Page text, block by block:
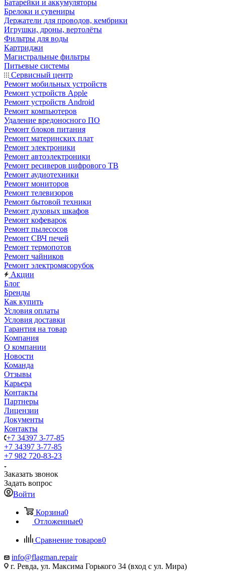
Батарейки и аккумуляторы
Брелоки и сувениры
Держатели для проводов, кембрики
Игрушки, дроны, вертолёты
Фильтры для воды
Картриджи
Магистральные фильтры
Питьевые системы
Сервисный центр
Ремонт мобильных устройств
Ремонт устройств Apple
Ремонт устройств Android
Ремонт компьютеров
Удаление вредоносного ПО
Ремонт блоков питания
Ремонт материнских плат
Ремонт электроники
Ремонт автоэлектроники
Ремонт ресиверов цифрового ТВ
Ремонт аудиотехники
Ремонт мониторов
Ремонт телевизоров
Ремонт бытовой техники
Ремонт духовых шкафов
Ремонт кофеварок
Ремонт пылесосов
Ремонт СВЧ печей
Ремонт термопотов
Ремонт чайников
Ремонт электромясорубок
Акции
Блог
Бренды
Как купить
Условия оплаты
Условия доставки
Гарантия на товар
Компания
О компании
Новости
Команда
Отзывы
Карьера
Контакты
Партнеры
Лицензии
Документы
Контакты
+7 34397 3-77-85
+7 34397 3-77-85
+7 982 720-83-23
Заказать звонок
Задать вопрос
Войти
Корзина0
Отложенные0
Сравнение товаров0
info@flagman.repair
г. Ревда, ул. Максима Горького 34 (вход с ул. Мира)